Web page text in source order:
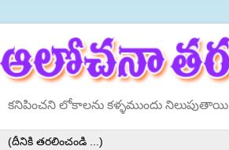
కనిపించని లోకాలను కళ్ళముందు నిలుపుతాయి